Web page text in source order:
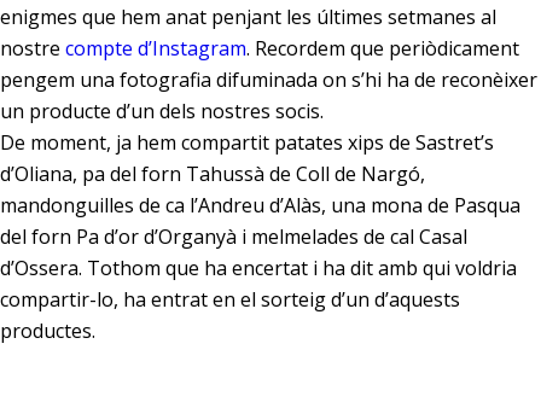
enigmes que hem anat penjant les últimes setmanes al
nostre compte d’Instagram. Recordem que periòdicament
pengem una fotografia difuminada on s’hi ha de reconèixer
un producte d’un dels nostres socis.
De moment, ja hem compartit patates xips de Sastret’s
d’Oliana, pa del forn Tahussà de Coll de Nargó,
mandonguilles de ca l’Andreu d’Alàs, una mona de Pasqua
del forn Pa d’or d’Organyà i melmelades de cal Casal
d’Ossera. Tothom que ha encertat i ha dit amb qui voldria
compartir-lo, ha entrat en el sorteig d’un d’aquests
productes.